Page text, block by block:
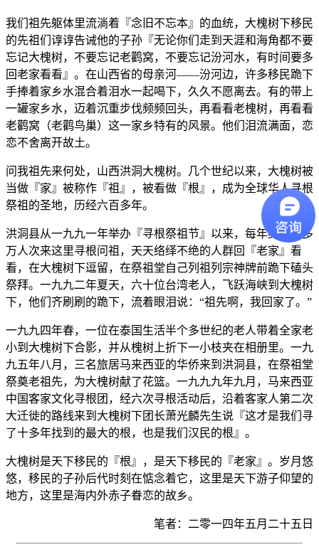
我们祖先躯体里流淌着『念旧不忘本』的血统，大槐树下移民
的先祖们谆谆告诫他的子孙『无论你们走到天涯和海角都不要
忘记大槐树，不要忘记老鹳窝，不要忘记汾河水，有时间要多
回老家看看』。在山西省的母亲河——汾河边，许多移民跪下
手捧着家乡水混合着泪水一起喝下，久久不愿离去。有的带上
一罐家乡水，迈着沉重步伐频频回头，再看看老槐树，再看看
老鹳窝（老鹳鸟巢）这一家乡特有的风景。他们泪流满面，恋
恋不舍离开故土。
问我祖先来何处，山西洪洞大槐树。几个世纪以来，大槐树被
当做『家』被称作『祖』，被看做『根』，成为全球华人寻根
祭祖的圣地，历经六百多年。
洪洞县从一九九一年举办『寻根祭祖节』以来，每年约有十多
万人次来这里寻根问祖，天天络绎不绝的人群回『老家』看
看，在大槐树下逗留，在祭祖堂自己列祖列宗神牌前跪下磕头
祭拜。一九九二年夏天，六十位台湾老人，飞跃海峡到大槐树
下，他们齐刷刷的跪下，流着眼泪说：“祖先啊，我回家了。”
一九九四年春，一位在泰国生活半个多世纪的老人带着全家老
小到大槐树下合影，并从槐树上折下一小枝夹在相册里。一九
九五年八月，三名旅居马来西亚的华侨来到洪洞县，在祭祖堂
祭奠老祖先，为大槐树献了花篮。一九九九年九月，马来西亚
中国客家文化寻根团，经六次寻根活动后，沿着客家人第二次
大迁徙的路线来到大槐树下团长萧光麟先生说『这才是我们寻
了十多年找到的最大的根，也是我们汉民的根』。
大槐树是天下移民的『根』，是天下移民的『老家』。岁月悠
悠，移民的子孙后代时刻在惦念着它，这里是天下游子仰望的
地方，这里是海内外赤子眷恋的故乡。
笔者：二零一四年五月二十五日